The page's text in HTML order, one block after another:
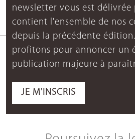
newsletter vous est délivrée
contient l'ensemble de nos
depuis la précédente
profitons pour annoncer un
publication majeure à
JE M'INSCRIS